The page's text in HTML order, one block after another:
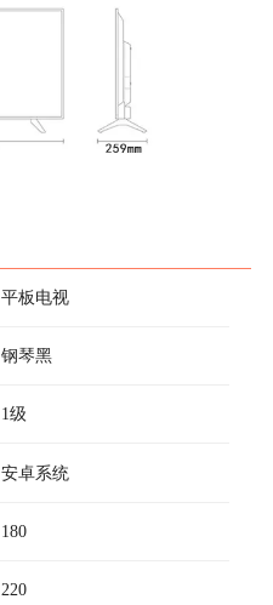
平板电视
钢琴黑
1级
安卓系统
180
220